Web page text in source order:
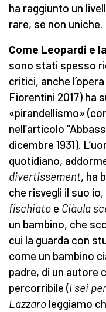
ha raggiunto un
rare, se non uniche.
Come Leopardi e
sono stati spesso
critici, anche
Fiorentini 2017) ha
«pirandellismo»
nell’articolo
dicembre 1931).
quotidiano,
divertissement, ha
che risvegli il suo
fischiato e Ciàula
un bambino, che
cui la guarda con
come un bambino
padre, di un autore
percorribile (I sei
Lazzaro leggiamo